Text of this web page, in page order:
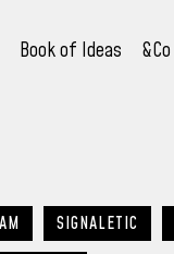
Book of Ideas &Co
SIGNALETIC